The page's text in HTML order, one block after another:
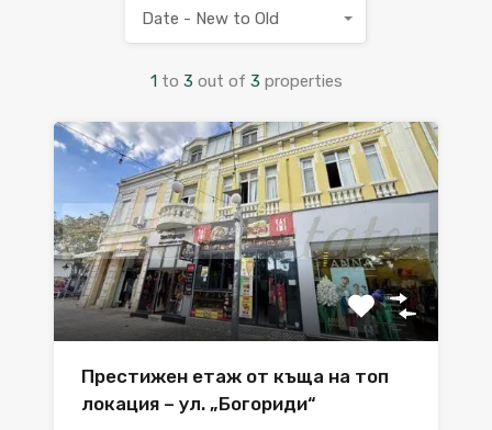
1 to 3 out of 3 properties
Date - New to Old
Престижен етаж от къща на топ
локация – ул. „Богориди“